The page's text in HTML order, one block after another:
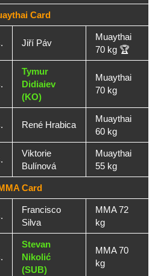
Card
Jiří Páv
Muaythai
70 kg 🏆
Tymur
Didiaiev
(KO)
Muaythai
70 kg
René Hrabica
Muaythai
60 kg
Viktorie
Bulínová
Muaythai
55 kg
MMA Card
Francisco
Silva
MMA 72
kg
Stevan
Nikolić
(SUB)
MMA 70
kg